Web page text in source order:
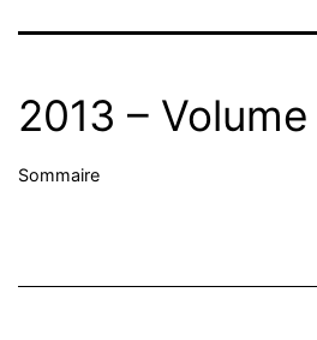
2013 –
Sommaire